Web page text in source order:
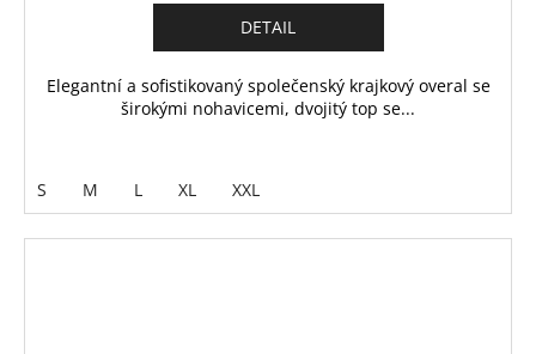
DETAIL
Elegantní a sofistikovaný společenský krajkový overal se
širokými nohavicemi, dvojitý top se...
S M L XL XXL